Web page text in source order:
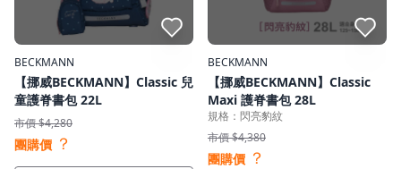
點我收藏
BECKMANN
【挪威BECKMANN】Classic 兒
童護脊書包 22L
市價 $4,280
團購價 ？
點我收藏
BECKMANN
【挪威BECKMANN】Classic
Maxi 護脊書包 28L
規格：閃亮豹紋
市價 $4,380
團購價 ？